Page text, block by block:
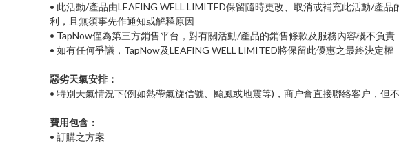
• 此活動/產品由LEAFING WELL LIMITED保留隨時更改、取消或補充此活動/產
利，且無須事先作通知或解釋原因
• TapNow僅為第三方銷售平台，對有關活動/產品的銷售條款及服務內容概不負責
• 如有任何爭議，TapNow及LEAFING WELL LIMITED將保留此優惠之最終決定權
惡劣天氣安排：
• 特別天氣情況下(例如熱帶氣旋信號、颱風或地震等)，商户會直接聯絡客户，但
費用包含：
• 訂購之方案